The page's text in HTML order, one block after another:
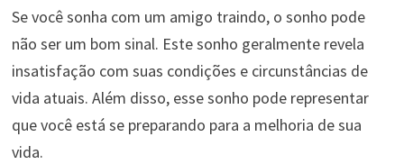
Se você sonha com um amigo traindo, o sonho pode
não ser um bom sinal. Este sonho geralmente revela
insatisfação com suas condições e circunstâncias de
vida atuais. Além disso, esse sonho pode representar
que você está se preparando para a melhoria de sua
vida.